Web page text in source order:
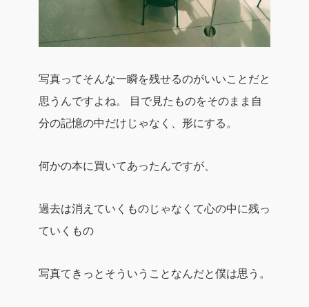
写真ってそんな一瞬を残せるのがいいことだと
思うんですよね。
目で見たものをそのまま自
分の記憶の中だけじゃなく、形にする。
何かの本に買いてあったんですが、
過去は消えていくものじゃなくて心の中に残っ
ていくもの
写真てきっとそういうことなんだと僕は思う。